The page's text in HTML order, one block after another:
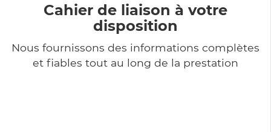
Cahier de liaison à votre
disposition
Nous fournissons des informations complètes
et fiables tout au long de la prestation